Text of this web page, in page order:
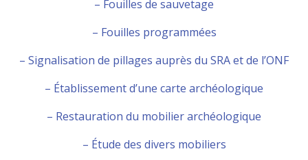
– Fouilles de sauvetage
– Fouilles programmées
– Signalisation de pillages auprès du SRA et de l’ONF
– Établissement d’une carte archéologique
– Restauration du mobilier archéologique
– Étude des divers mobiliers